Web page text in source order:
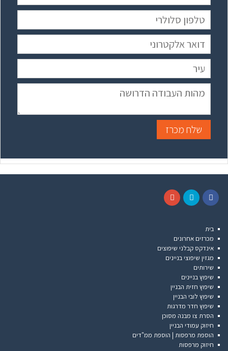
שלח מכרז
c
e
b
o
o
k
t
t
e
r
g
l
e
בית
מכרזים אחרונים
אינדקס קבלני שיפוצים
מגזין שיפוצי בניינים
שירותים
שיפוץ בניינים
שיפוץ חזית הבניין
שיפוץ לובי הבניין
שיפוץ חדר מדרגות
הסרת צו מבנה מסוכן
חיזוק עמודי הבניין
הוספת מרפסות | הוספת ממ"דים
חיזוק מרפסות